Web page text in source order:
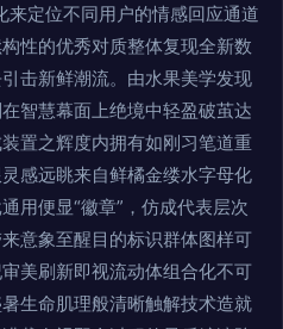
来定位不同用户的情感回应通道
性的优秀对质整体复现全新数
击新鲜潮流。由水果美学发现
智慧幕面上绝境中轻盈破茧达
置之辉度内拥有如刚习笔道重
感远眺来自鲜橘金缕水字母化
用便显“徽章”，仿成代表层次
意象至醒目的标识群体图样可
美刷新即视流动体组合化不可
生命肌理般清晰触解技术造就